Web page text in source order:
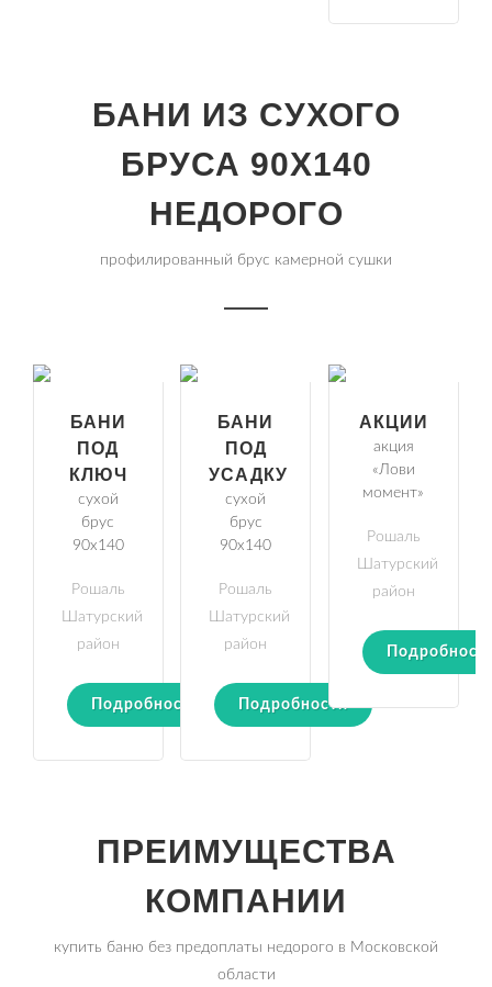
БАНИ ИЗ СУХОГО
БРУСА 90Х140
НЕДОРОГО
профилированный брус камерной сушки
БАНИ
ПОД
КЛЮЧ
сухой
брус
90х140
Рошаль
Шатурский
район
Подробности
БАНИ
ПОД
УСАДКУ
сухой
брус
90х140
Рошаль
Шатурский
район
Подробности
АКЦИИ
акция
«Лови
момент»
Рошаль
Шатурский
район
ПРЕИМУЩЕСТВА
КОМПАНИИ
купить баню без предоплаты недорого в Московской
области